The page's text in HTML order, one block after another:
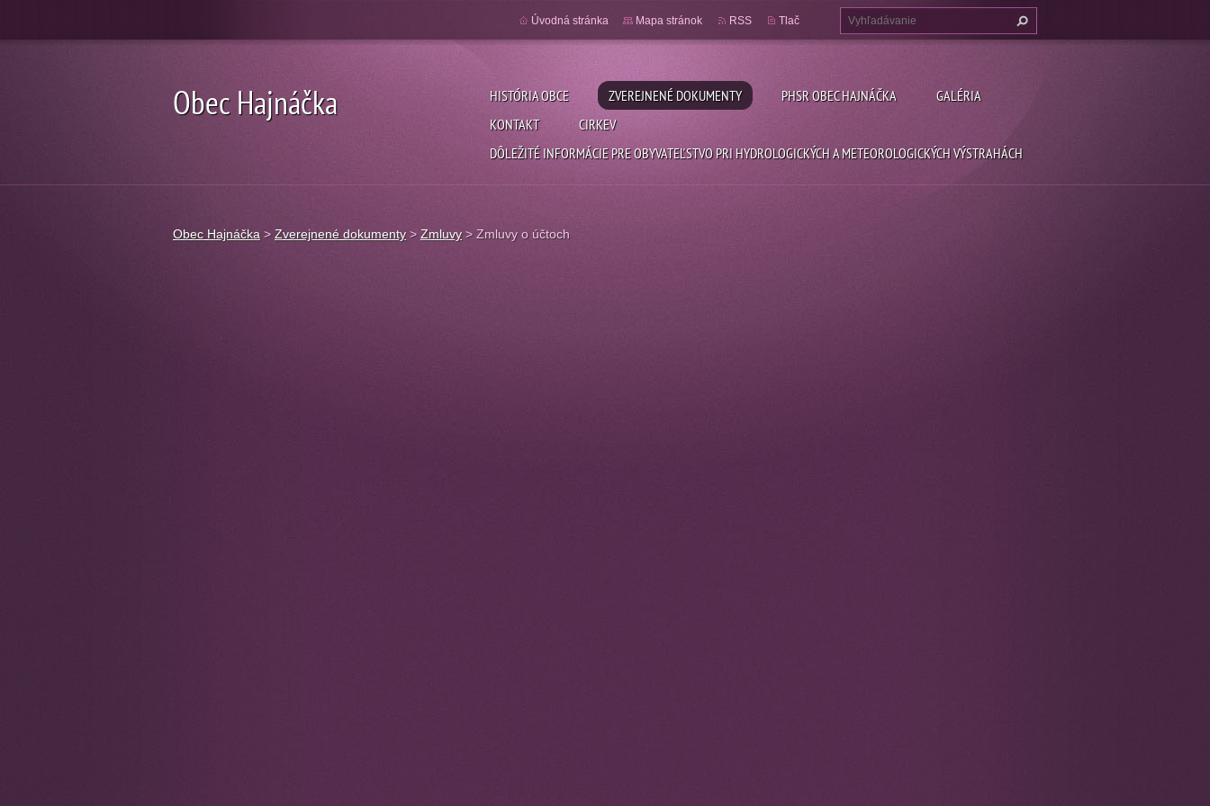
Obec Hajnáčka HISTÓRIA OBCE ZVEREJNENÉ DOKUMENTY PHSR OBEC HAJNÁČKA
GALÉRIA
KONTAKT
CIRKEV
DÔLEŽITÉ INFORMÁCIE PRE OBYVATEĽSTVO PRI HYDROLOGICKÝCH A METEOROLOGICKÝCH VÝSTRAHÁCH
Úvodná stránka Mapa stránok RSS Tlač
Obec Hajnáčka >Zverejnené dokumenty >Zmluvy >Zmluvy o účtoch